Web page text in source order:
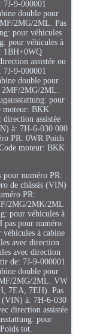
9-000001
double pour
2MG/2ML. Pas
pour véhicules
pour véhicules à
1BH+0WQ
assistée ou
9-000001
double pour
2MG/2ML.
pour
moteur: BKK
direction assistée
à: 7H-6-030 000
PR: 0WR Poids
moteur: BKK
pour numéro PR:
de châssis (VIN)
PR:
2MG/2MK/2ML
pour véhicules à
pas pour numéro
à cabine
avec direction
avec direction
de: 7J-9-000001
double pour
2MG/2ML. VW
7EA, 7EH). Pas
(VIN) à: 7H-6-030
direction assistée
pour
tot.